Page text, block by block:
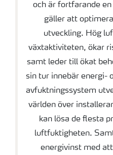
och är fortfarande
gäller att
utveckling. Hög
växtaktiviteten, ökar
samt leder till ökat
sin tur innebär energi-
avfuktningssystem
världen över
kan lösa de flesta
luftfuktigheten.
energivinst med